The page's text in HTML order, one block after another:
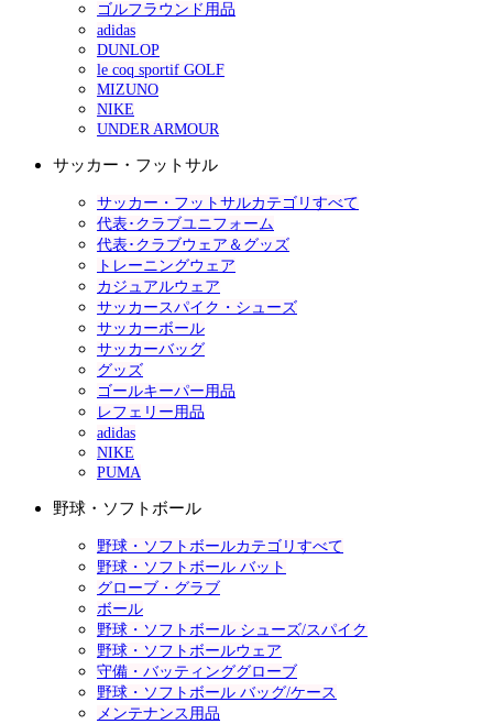
ゴルフラウンド用品
adidas
DUNLOP
le coq sportif GOLF
MIZUNO
NIKE
UNDER ARMOUR
サッカー・フットサル
サッカー・フットサルカテゴリすべて
代表･クラブユニフォーム
代表･クラブウェア＆グッズ
トレーニングウェア
カジュアルウェア
サッカースパイク・シューズ
サッカーボール
サッカーバッグ
グッズ
ゴールキーパー用品
レフェリー用品
adidas
NIKE
PUMA
野球・ソフトボール
野球・ソフトボールカテゴリすべて
野球・ソフトボール バット
グローブ・グラブ
ボール
野球・ソフトボール シューズ/スパイク
野球・ソフトボールウェア
守備・バッティンググローブ
野球・ソフトボール バッグ/ケース
メンテナンス用品